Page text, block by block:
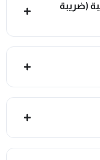
(ضريبة